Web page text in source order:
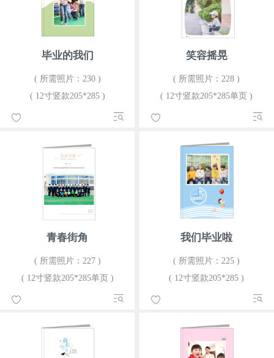
毕业的我们
( 所需照片：230 )
( 12寸竖款205*285 )
笑容摇晃
( 所需照片：228 )
( 12寸竖款205*285单页 )
青春街角
( 所需照片：227 )
( 12寸竖款205*285单页 )
我们毕业啦
( 所需照片：225 )
( 12寸竖款205*285 )